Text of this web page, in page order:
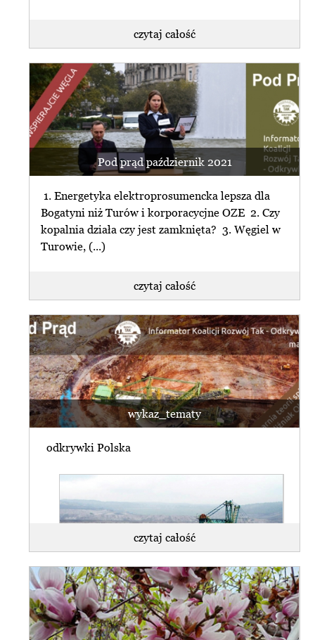
czytaj całość
Pod prąd październik 2021
1. Energetyka elektroprosumencka lepsza dla
Bogatyni niż Turów i korporacycjne OZE 2. Czy
kopalnia działa czy jest zamknięta? 3. Węgiel w
Turowie, (...)
czytaj całość
wykaz_tematy
odkrywki Polska
WSA uchylił decyzję środowiskową dla
kopalni Turów.
Ekolodzy: nadzieja dla regionu w
rękach rządu
czytaj całość